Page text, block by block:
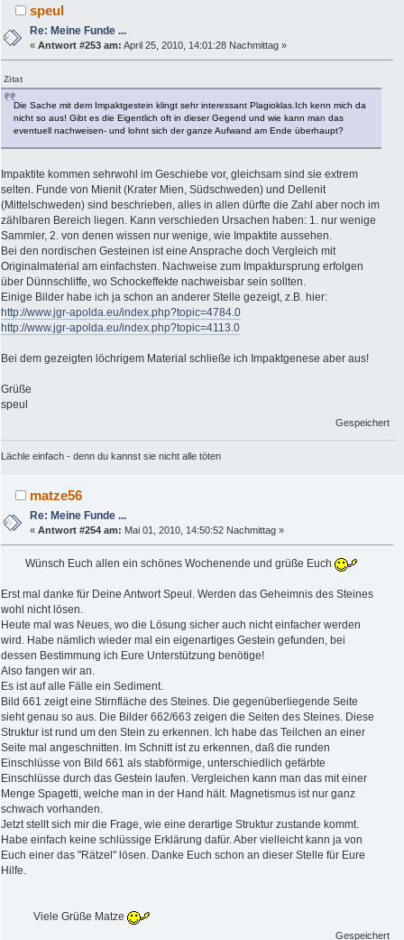
speul
Re: Meine Funde ...
«Antwort #253 am: April 25, 2010, 14:01:28 Nachmittag »
Zitat
Die Sache mit dem Impaktgestein klingt sehr interessant Plagioklas.Ich kenn mich da
nicht so aus! Gibt es die Eigentlich oft in dieser Gegend und wie kann man das
eventuell nachweisen- und lohnt sich der ganze Aufwand am Ende überhaupt?
Impaktite kommen sehrwohl im Geschiebe vor, gleichsam sind sie extrem
selten. Funde von Mienit (Krater Mien, Südschweden) und Dellenit
(Mittelschweden) sind beschrieben, alles in allen dürfte die Zahl aber noch im
zählbaren Bereich liegen. Kann verschieden Ursachen haben: 1. nur wenige
Sammler, 2. von denen wissen nur wenige, wie Impaktite aussehen.
Bei den nordischen Gesteinen ist eine Ansprache doch Vergleich mit
Originalmaterial am einfachsten. Nachweise zum Impaktursprung erfolgen
über Dünnschliffe, wo Schockeffekte nachweisbar sein sollten.
Einige Bilder habe ich ja schon an anderer Stelle gezeigt, z.B. hier:
http://www.jgr-apolda.eu/index.php?topic=4784.0
http://www.jgr-apolda.eu/index.php?topic=4113.0
Bei dem gezeigten löchrigem Material schließe ich Impaktgenese aber aus!
Grüße
speul
Gespeichert
Lächle einfach - denn du kannst sie nicht alle töten
matze56
Re: Meine Funde ...
«Antwort #254 am: Mai 01, 2010, 14:50:52 Nachmittag »
Wünsch Euch allen ein schönes Wochenende und grüße Euch
Erst mal danke für Deine Antwort Speul. Werden das Geheimnis des Steines
wohl nicht lösen.
Heute mal was Neues, wo die Lösung sicher auch nicht einfacher werden
wird. Habe nämlich wieder mal ein eigenartiges Gestein gefunden, bei
dessen Bestimmung ich Eure Unterstützung benötige!
Also fangen wir an.
Es ist auf alle Fälle ein Sediment.
Bild 661 zeigt eine Stirnfläche des Steines. Die gegenüberliegende Seite
sieht genau so aus. Die Bilder 662/663 zeigen die Seiten des Steines. Diese
Struktur ist rund um den Stein zu erkennen. Ich habe das Teilchen an einer
Seite mal angeschnitten. Im Schnitt ist zu erkennen, daß die runden
Einschlüsse von Bild 661 als stabförmige, unterschiedlich gefärbte
Einschlüsse durch das Gestein laufen. Vergleichen kann man das mit einer
Menge Spagetti, welche man in der Hand hält. Magnetismus ist nur ganz
schwach vorhanden.
Jetzt stellt sich mir die Frage, wie eine derartige Struktur zustande kommt.
Habe einfach keine schlüssige Erklärung dafür. Aber vielleicht kann ja von
Euch einer das "Rätzel" lösen. Danke Euch schon an dieser Stelle für Eure
Hilfe.
Viele Grüße Matze
Gespeichert